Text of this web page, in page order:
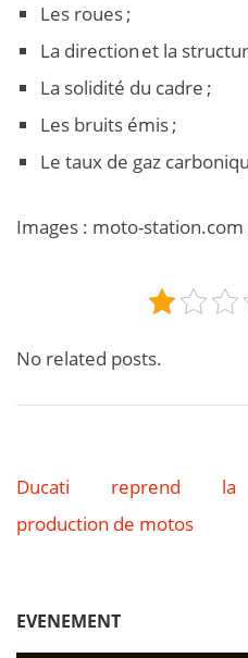
Les roues ;
La direction et la
La solidité du cadre ;
Les bruits émis ;
Le taux de gaz
Images : moto-
No related posts.
Navigation
l’article
Ducati reprend la
production de motos
EVENEMENT